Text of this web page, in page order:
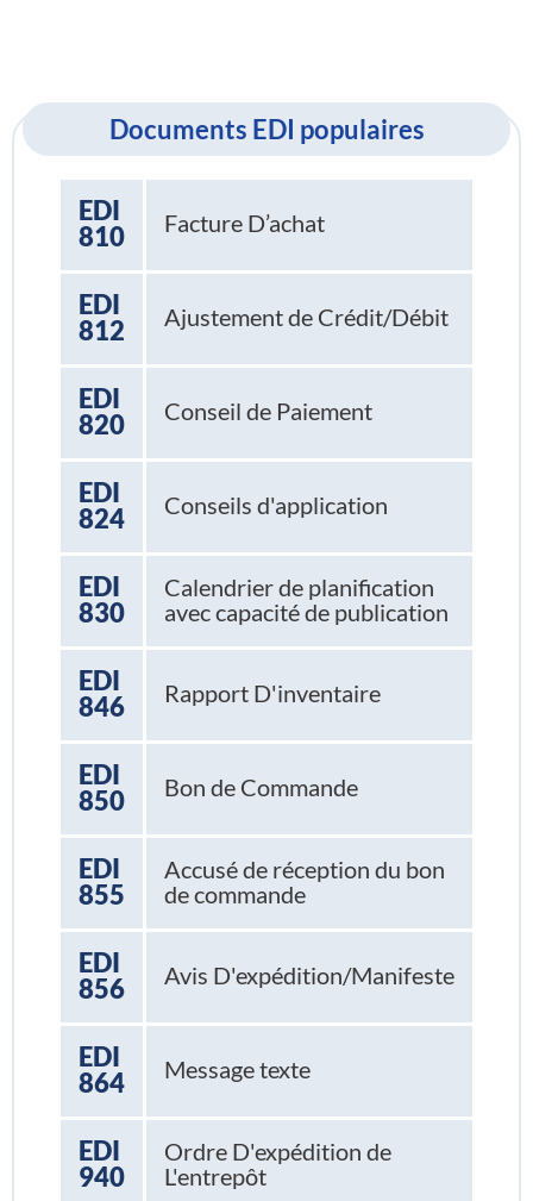
Documents EDI populaires
EDI
810
Facture D’achat
EDI
812
Ajustement de Crédit/Débit
EDI
820
Conseil de Paiement
EDI
824
Conseils d'application
EDI
830
Calendrier de planification
avec capacité de publication
EDI
846
Rapport D'inventaire
EDI
850
Bon de Commande
EDI
855
Accusé de réception du bon
de commande
EDI
856
Avis D'expédition/Manifeste
EDI
864
Message texte
EDI
940
Ordre D'expédition de
L'entrepôt